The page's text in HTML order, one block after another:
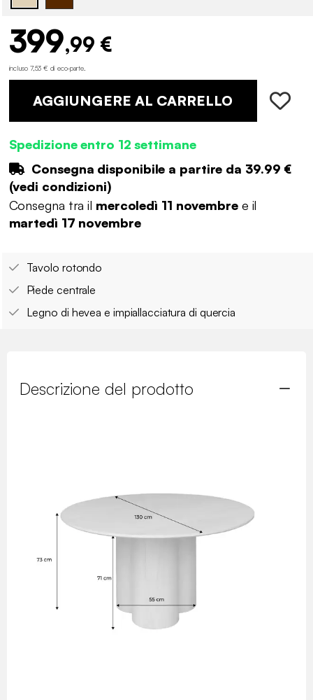
399,99 €
incluso 7,53 € di eco-parte.
AGGIUNGERE AL CARRELLO
Spedizione entro 12 settimane
Consegna disponibile a partire da 39.99 €
(vedi condizioni)
Consegna tra il mercoledì 11 novembree il
martedì 17 novembre
Tavolo rotondo
Piede centrale
Legno di hevea e impiallacciatura di quercia
Descrizione del prodotto